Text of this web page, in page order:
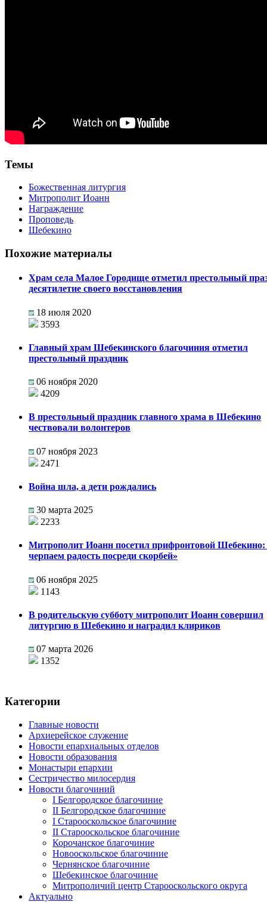
Темы
Божественная литургия
Митрополит Иоанн
Награждение
Проповедь
Шебекино
Похожие материалы
Храм села Малое Городище отметил престольный
десятилетие своего восстановления
18 июля 2020
3593
Главный храм Шебекинского благочиния отметил
престольный праздник
06 ноября 2020
4209
В престольный праздник главного храма в Шебекино
чествовали волонтеров
07 ноября 2023
2471
Война шла, а дети рождались
30 марта 2025
2233
Митрополит Иоанн посетил прифронтовой
черпаем радость посреди скорбей»
06 ноября 2025
1143
В родительскую субботу митрополит Иоанн совершил
литургию в Шебекино и наградил клириков
07 марта 2026
1352
Категории
Главные новости
Архиерейское служение
Новости епархиальных отделов
Новости образования
Монастыри епархии
Сестричество милосердия
Новости благочиний
I Белгородское благочиние
II Белгородское благочиние
I Старооскольское благочиние
II Старооскольское благочиние
Корочанское благочиние
Новооскольское благочиние
Чернянское благочиние
Шебекинское благочиние
Митрополичий центр Старооскольского округа
Актуально